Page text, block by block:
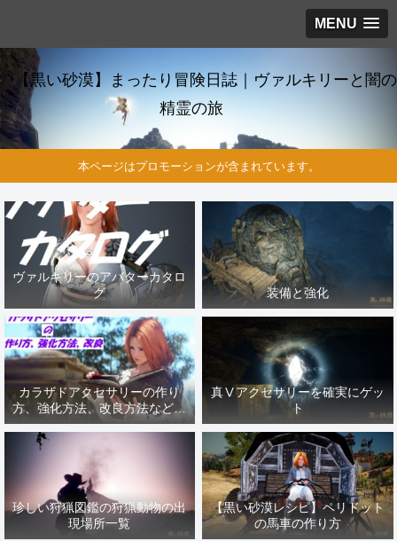
MENU
【黒い砂漠】まったり冒険日誌｜ヴァルキリーと闇の
精霊の旅
本ページはプロモーションが含まれています。
ヴァルキリーのアバターカタロ
グ
装備と強化
カラザドアクセサリーの作り
方、強化方法、改良方法などま
とめ【黒い砂漠冒険日誌１４１
真Ⅴアクセサリーを確実にゲッ
ト
珍しい狩猟図鑑の狩猟動物の出
現場所一覧
【黒い砂漠レシピ】ペリドット
の馬車の作り方